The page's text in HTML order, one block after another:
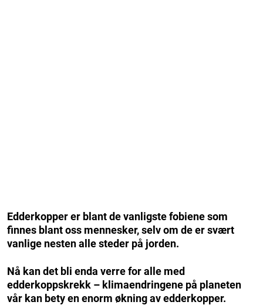
Edderkopper er blant de vanligste fobiene som
finnes blant oss mennesker, selv om de er svært
vanlige nesten alle steder på jorden.
Nå kan det bli enda verre for alle med
edderkoppskrekk – klimaendringene på planeten
vår kan bety en enorm økning av edderkopper.